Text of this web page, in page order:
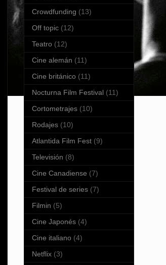
Crowdfunding (13)
Off topic (12)
Teatro (12)
Cine alemán (11)
Cine británico (11)
Nocturna Film Festival (11)
Cortometrajes (10)
Rodajes (10)
Atlantida Film Fest (9)
Televisión (8)
Cine Canadiense (7)
Festival de series (7)
Filmin (5)
Cine Japonés (4)
Cine italiano (4)
Netflix (3)